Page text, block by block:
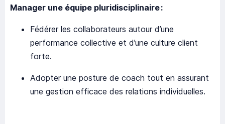
Manager une équipe pluridisciplinaire :
Fédérer les collaborateurs autour d’une
performance collective et d’une culture client
forte.
Adopter une posture de coach tout en assurant
une gestion efficace des relations individuelles.